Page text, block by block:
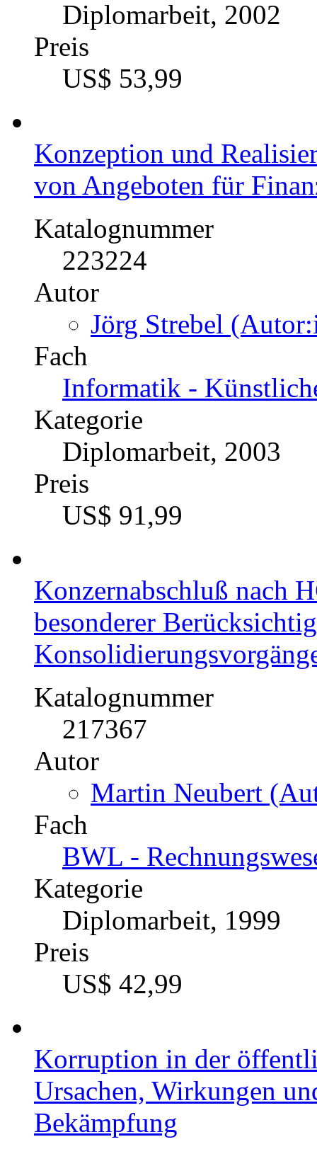
Diplomarbeit, 2002
Preis
US$ 53,99
Konzeption und
von Angeboten für
Katalognummer
223224
Autor
Jörg Strebel
Fach
Informatik -
Kategorie
Diplomarbeit, 2003
Preis
US$ 91,99
Konzernabschluß nach
besonderer
Katalognummer
217367
Autor
Martin Neubert
Fach
BWL -
Kategorie
Diplomarbeit, 1999
Preis
US$ 42,99
Korruption in der
Ursachen, Wirkungen
Bekämpfung